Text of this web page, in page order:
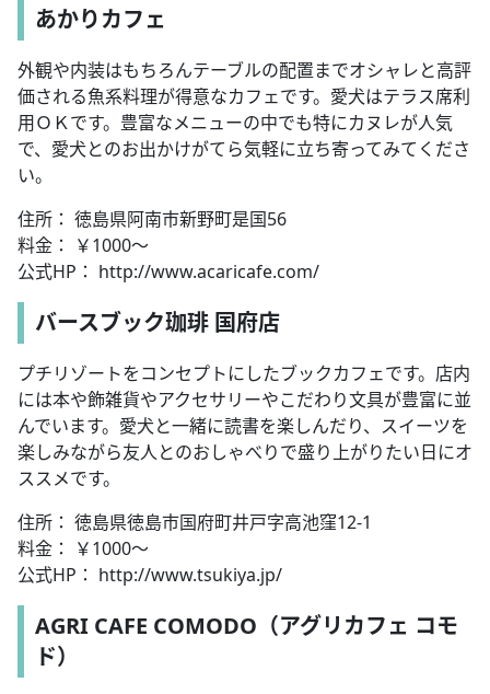
あかりカフェ
外観や内装はもちろんテーブルの配置までオシャレと高評
価される魚系料理が得意なカフェです。愛犬はテラス席利
用ＯＫです。豊富なメニューの中でも特にカヌレが人気
で、愛犬とのお出かけがてら気軽に立ち寄ってみてくださ
い。
住所： 徳島県阿南市新野町是国56
料金： ￥1000～
公式HP： http://www.acaricafe.com/
バースブック珈琲 国府店
プチリゾートをコンセプトにしたブックカフェです。店内
には本や飾雑貨やアクセサリーやこだわり文具が豊富に並
んでいます。愛犬と一緒に読書を楽しんだり、スイーツを
楽しみながら友人とのおしゃべりで盛り上がりたい日にオ
ススメです。
住所： 徳島県徳島市国府町井戸字高池窪12-1
料金： ￥1000～
公式HP： http://www.tsukiya.jp/
AGRI CAFE COMODO（アグリカフェ コモ
ド）